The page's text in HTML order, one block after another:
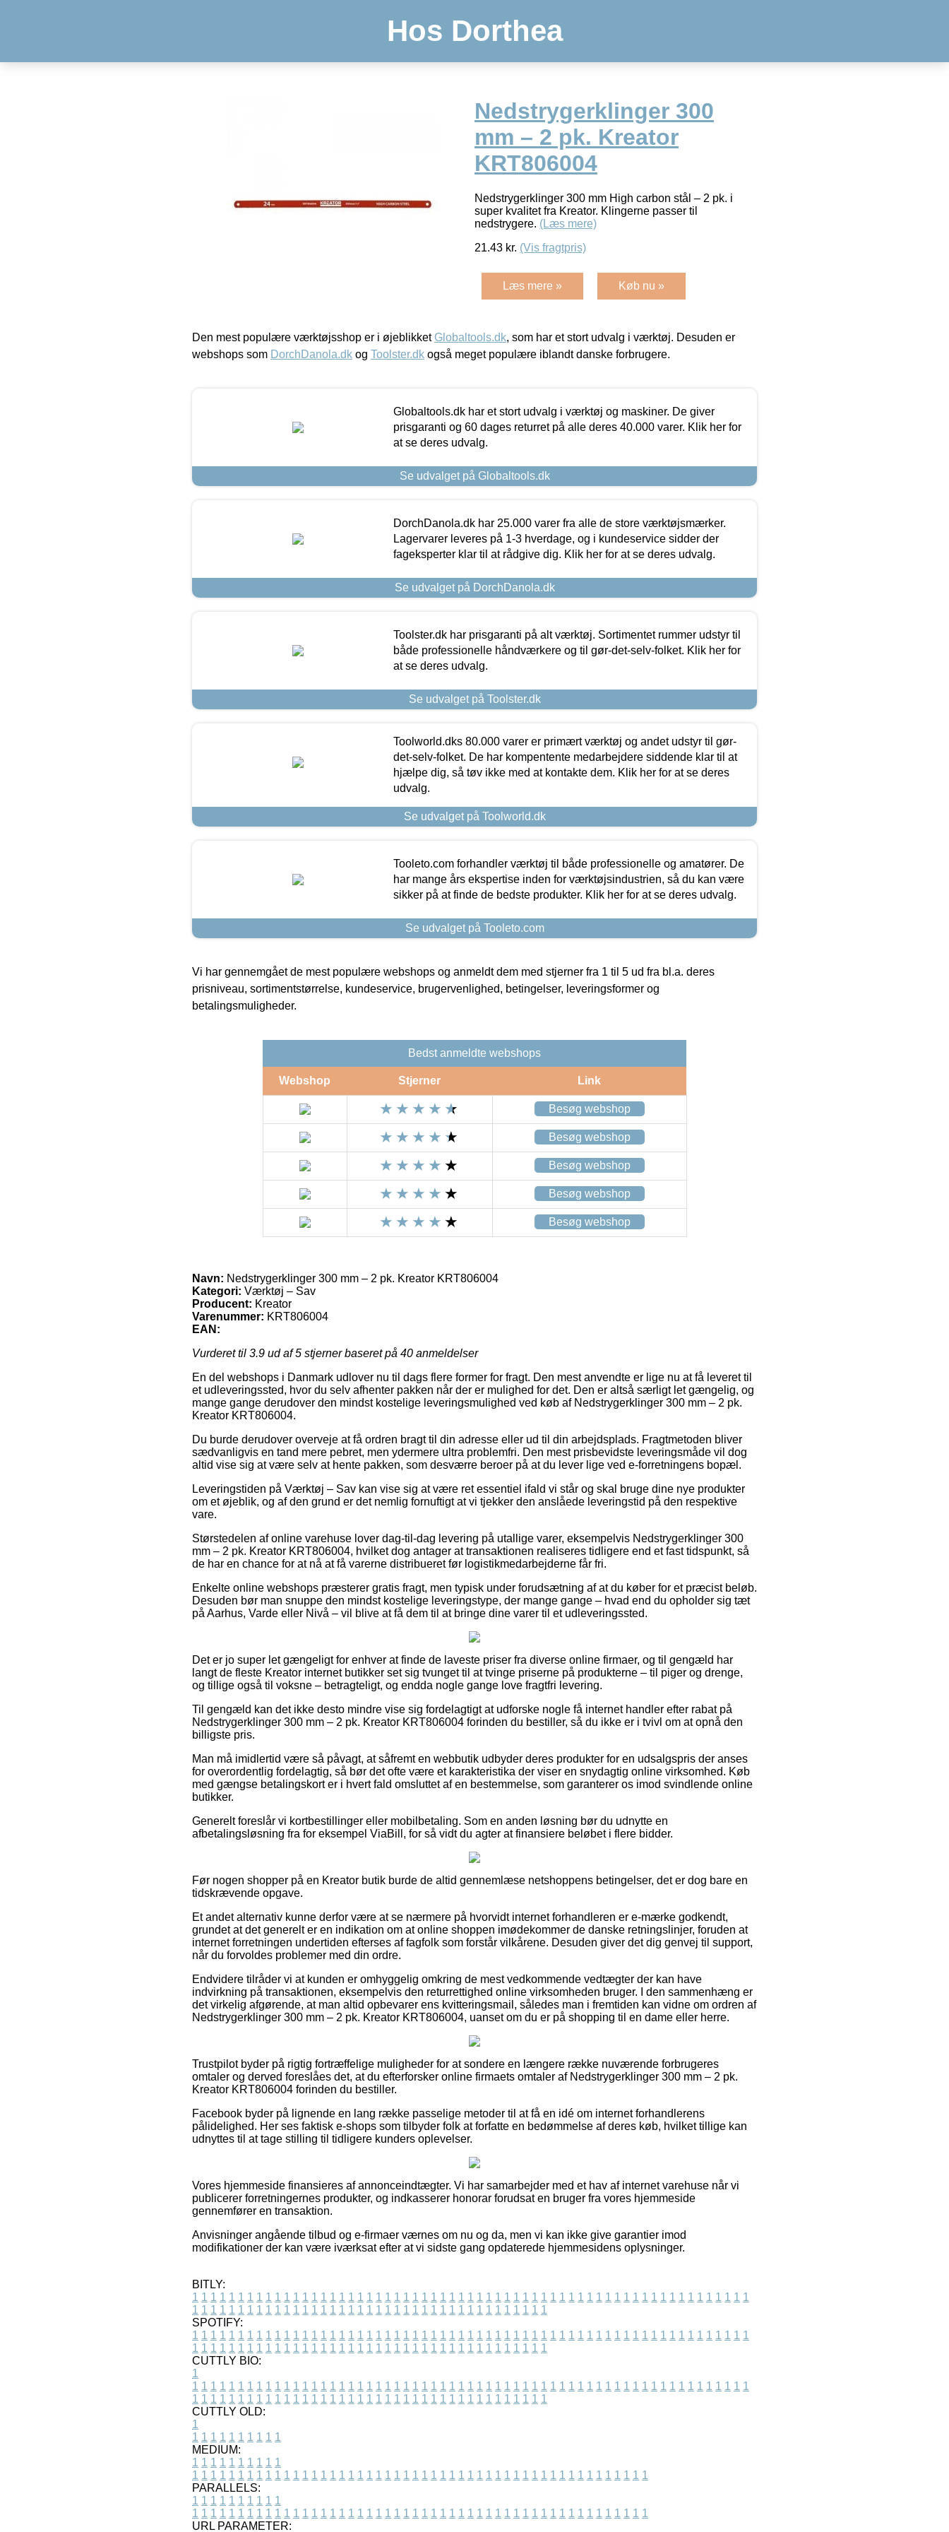
Hos Dorthea
Nedstrygerklinger 300
mm – 2 pk. Kreator
KRT806004
Nedstrygerklinger 300 mm High carbon stål – 2 pk. i
super kvalitet fra Kreator. Klingerne passer til
nedstrygere. (Læs mere)
21.43 kr. (Vis fragtpris)
Læs mere » Køb nu »
Den mest populære værktøjsshop er i øjeblikket Globaltools.dk, som har et stort udvalg i værktøj. Desuden er
webshops som DorchDanola.dk og Toolster.dk også meget populære iblandt danske forbrugere.
Globaltools.dk har et stort udvalg i værktøj og maskiner. De giver
prisgaranti og 60 dages returret på alle deres 40.000 varer. Klik her for
at se deres udvalg.
Se udvalget på Globaltools.dk
DorchDanola.dk har 25.000 varer fra alle de store værktøjsmærker.
Lagervarer leveres på 1-3 hverdage, og i kundeservice sidder der
fageksperter klar til at rådgive dig. Klik her for at se deres udvalg.
Se udvalget på DorchDanola.dk
Toolster.dk har prisgaranti på alt værktøj. Sortimentet rummer udstyr til
både professionelle håndværkere og til gør-det-selv-folket. Klik her for
at se deres udvalg.
Se udvalget på Toolster.dk
Toolworld.dks 80.000 varer er primært værktøj og andet udstyr til gør-
det-selv-folket. De har kompentente medarbejdere siddende klar til at
hjælpe dig, så tøv ikke med at kontakte dem. Klik her for at se deres
udvalg.
Se udvalget på Toolworld.dk
Tooleto.com forhandler værktøj til både professionelle og amatører. De
har mange års ekspertise inden for værktøjsindustrien, så du kan være
sikker på at finde de bedste produkter. Klik her for at se deres udvalg.
Se udvalget på Tooleto.com
Vi har gennemgået de mest populære webshops og anmeldt dem med stjerner fra 1 til 5 ud fra bl.a. deres
prisniveau, sortimentstørrelse, kundeservice, brugervenlighed, betingelser, leveringsformer og
betalingsmuligheder.
Bedst anmeldte webshops
Webshop Stjerner Link
Besøg webshop
Besøg webshop
Besøg webshop
Besøg webshop
Besøg webshop
Navn: Nedstrygerklinger 300 mm – 2 pk. Kreator KRT806004
Kategori: Værktøj – Sav
Producent: Kreator
Varenummer: KRT806004
EAN:
Vurderet til 3.9 ud af 5 stjerner baseret på 40 anmeldelser
En del webshops i Danmark udlover nu til dags flere former for fragt. Den mest anvendte er lige nu at få leveret til
et udleveringssted, hvor du selv afhenter pakken når der er mulighed for det. Den er altså særligt let gængelig, og
mange gange derudover den mindst kostelige leveringsmulighed ved køb af Nedstrygerklinger 300 mm – 2 pk.
Kreator KRT806004.
Du burde derudover overveje at få ordren bragt til din adresse eller ud til din arbejdsplads. Fragtmetoden bliver
sædvanligvis en tand mere pebret, men ydermere ultra problemfri. Den mest prisbevidste leveringsmåde vil dog
altid vise sig at være selv at hente pakken, som desværre beroer på at du lever lige ved e-forretningens bopæl.
Leveringstiden på Værktøj – Sav kan vise sig at være ret essentiel ifald vi står og skal bruge dine nye produkter
om et øjeblik, og af den grund er det nemlig fornuftigt at vi tjekker den anslåede leveringstid på den respektive
vare.
Størstedelen af online varehuse lover dag-til-dag levering på utallige varer, eksempelvis Nedstrygerklinger 300
mm – 2 pk. Kreator KRT806004, hvilket dog antager at transaktionen realiseres tidligere end et fast tidspunkt, så
de har en chance for at nå at få varerne distribueret før logistikmedarbejderne får fri.
Enkelte online webshops præsterer gratis fragt, men typisk under forudsætning af at du køber for et præcist beløb.
Desuden bør man snuppe den mindst kostelige leveringstype, der mange gange – hvad end du opholder sig tæt
på Aarhus, Varde eller Nivå – vil blive at få dem til at bringe dine varer til et udleveringssted.
Det er jo super let gængeligt for enhver at finde de laveste priser fra diverse online firmaer, og til gengæld har
langt de fleste Kreator internet butikker set sig tvunget til at tvinge priserne på produkterne – til piger og drenge,
og tillige også til voksne – betragteligt, og endda nogle gange love fragtfri levering.
Til gengæld kan det ikke desto mindre vise sig fordelagtigt at udforske nogle få internet handler efter rabat på
Nedstrygerklinger 300 mm – 2 pk. Kreator KRT806004 forinden du bestiller, så du ikke er i tvivl om at opnå den
billigste pris.
Man må imidlertid være så påvagt, at såfremt en webbutik udbyder deres produkter for en udsalgspris der anses
for overordentlig fordelagtig, så bør det ofte være et karakteristika der viser en snydagtig online virksomhed. Køb
med gængse betalingskort er i hvert fald omsluttet af en bestemmelse, som garanterer os imod svindlende online
butikker.
Generelt foreslår vi kortbestillinger eller mobilbetaling. Som en anden løsning bør du udnytte en
afbetalingsløsning fra for eksempel ViaBill, for så vidt du agter at finansiere beløbet i flere bidder.
Før nogen shopper på en Kreator butik burde de altid gennemlæse netshoppens betingelser, det er dog bare en
tidskrævende opgave.
Et andet alternativ kunne derfor være at se nærmere på hvorvidt internet forhandleren er e-mærke godkendt,
grundet at det generelt er en indikation om at online shoppen imødekommer de danske retningslinjer, foruden at
internet forretningen undertiden efterses af fagfolk som forstår vilkårene. Desuden giver det dig genvej til support,
når du forvoldes problemer med din ordre.
Endvidere tilråder vi at kunden er omhyggelig omkring de mest vedkommende vedtægter der kan have
indvirkning på transaktionen, eksempelvis den returrettighed online virksomheden bruger. I den sammenhæng er
det virkelig afgørende, at man altid opbevarer ens kvitteringsmail, således man i fremtiden kan vidne om ordren af
Nedstrygerklinger 300 mm – 2 pk. Kreator KRT806004, uanset om du er på shopping til en dame eller herre.
Trustpilot byder på rigtig fortræffelige muligheder for at sondere en længere række nuværende forbrugeres
omtaler og derved foreslåes det, at du efterforsker online firmaets omtaler af Nedstrygerklinger 300 mm – 2 pk.
Kreator KRT806004 forinden du bestiller.
Facebook byder på lignende en lang række passelige metoder til at få en idé om internet forhandlerens
pålidelighed. Her ses faktisk e-shops som tilbyder folk at forfatte en bedømmelse af deres køb, hvilket tillige kan
udnyttes til at tage stilling til tidligere kunders oplevelser.
Vores hjemmeside finansieres af annonceindtægter. Vi har samarbejder med et hav af internet varehuse når vi
publicerer forretningernes produkter, og indkasserer honorar forudsat en bruger fra vores hjemmeside
gennemfører en transaktion.
Anvisninger angående tilbud og e-firmaer værnes om nu og da, men vi kan ikke give garantier imod
modifikationer der kan være iværksat efter at vi sidste gang opdaterede hjemmesidens oplysninger.
BITLY:
1 1 1 1 1 1 1 1 1 1 1 1 1 1 1 1 1 1 1 1 1 1 1 1 1 1 1 1 1 1 1 1 1 1 1 1 1 1 1 1 1 1 1 1 1 1 1 1 1 1 1 1 1 1 1 1 1 1 1 1 1
1 1 1 1 1 1 1 1 1 1 1 1 1 1 1 1 1 1 1 1 1 1 1 1 1 1 1 1 1 1 1 1 1 1 1 1 1 1 1
SPOTIFY:
1 1 1 1 1 1 1 1 1 1 1 1 1 1 1 1 1 1 1 1 1 1 1 1 1 1 1 1 1 1 1 1 1 1 1 1 1 1 1 1 1 1 1 1 1 1 1 1 1 1 1 1 1 1 1 1 1 1 1 1 1
1 1 1 1 1 1 1 1 1 1 1 1 1 1 1 1 1 1 1 1 1 1 1 1 1 1 1 1 1 1 1 1 1 1 1 1 1 1 1
CUTTLY BIO:
1
1 1 1 1 1 1 1 1 1 1 1 1 1 1 1 1 1 1 1 1 1 1 1 1 1 1 1 1 1 1 1 1 1 1 1 1 1 1 1 1 1 1 1 1 1 1 1 1 1 1 1 1 1 1 1 1 1 1 1 1 1
1 1 1 1 1 1 1 1 1 1 1 1 1 1 1 1 1 1 1 1 1 1 1 1 1 1 1 1 1 1 1 1 1 1 1 1 1 1 1
CUTTLY OLD:
1
1 1 1 1 1 1 1 1 1 1
MEDIUM:
1 1 1 1 1 1 1 1 1 1
1 1 1 1 1 1 1 1 1 1 1 1 1 1 1 1 1 1 1 1 1 1 1 1 1 1 1 1 1 1 1 1 1 1 1 1 1 1 1 1 1 1 1 1 1 1 1 1 1 1
PARALLELS:
1 1 1 1 1 1 1 1 1 1
1 1 1 1 1 1 1 1 1 1 1 1 1 1 1 1 1 1 1 1 1 1 1 1 1 1 1 1 1 1 1 1 1 1 1 1 1 1 1 1 1 1 1 1 1 1 1 1 1 1
URL PARAMETER: